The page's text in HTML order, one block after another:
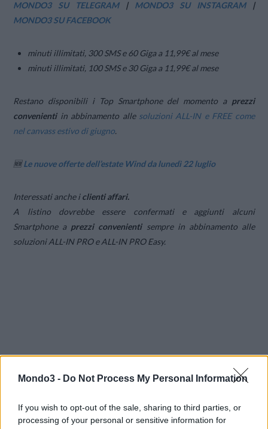
Mondo3 - Do Not Process My Personal Information
If you wish to opt-out of the sale, sharing to third parties, or
processing of your personal or sensitive information for
MONDO3 SU TELEGRAM| MONDO3 SU INSTAGRAM|
MONDO3 SU FACEBOOK
minuti illimitati, 300 SMS e 60 Giga a 11,99€ al mese
minuti illimitati, 100 SMS e 30 Giga a 11,99€ al mese
Restano disponibili i Top Smartphone del momento a prezzi
convenientiin abbinamento alle soluzioni ALL-IN e FREE come
nel canvass estivo di giugno.
🆕Le nuove offerte dell’estate Wind da lunedì 22 luglio
Interessati anche iclienti affari.
A listino dovrebbe essere confermati e aggiunti alcuni
Smartphone a prezziconvenientisempre in abbinamento alle
soluzioni ALL-IN PRO e ALL-IN PRO Easy.